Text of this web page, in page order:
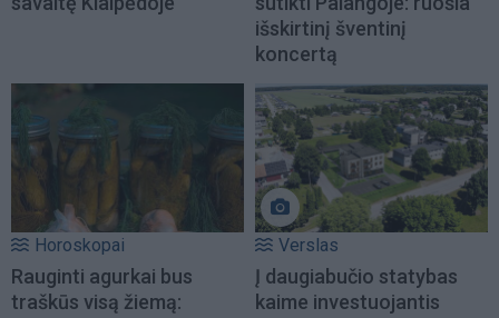
išskirtinį šventinį
koncertą
Horoskopai
Rauginti agurkai bus
traškūs visą žiemą:
Verslas
Į daugiabučio statybas
kaime investuojantis